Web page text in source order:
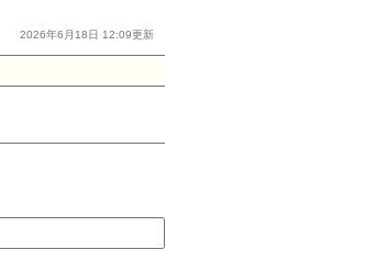
2026年6月18日 12:09更新